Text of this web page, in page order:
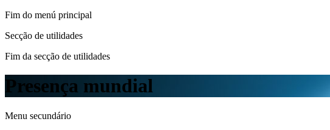
Fim do menú principal
Secção de utilidades
Fim da secção de utilidades
Presença mundial
Menu secundário